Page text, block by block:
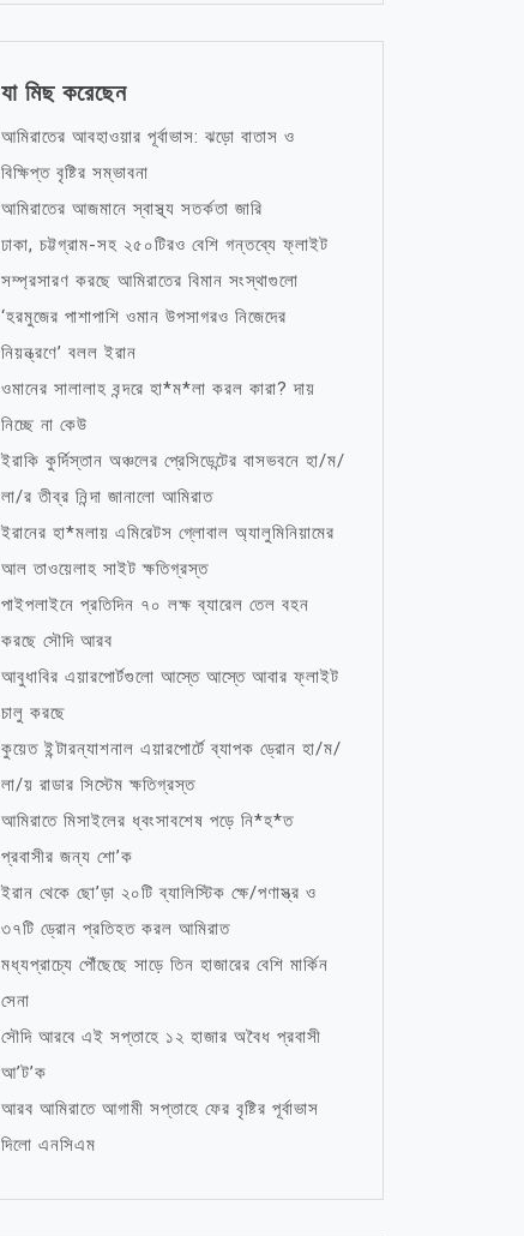
যা মিছ করেছেন
আমিরাতের আবহাওয়ার পূর্বাভাস: ঝড়ো বাতাস ও
বিক্ষিপ্ত বৃষ্টির সম্ভাবনা
আমিরাতের আজমানে স্বাস্থ্য সতর্কতা জারি
ঢাকা, চট্টগ্রাম-সহ ২৫০টিরও বেশি গন্তব্যে ফ্লাইট
সম্প্রসারণ করছে আমিরাতের বিমান সংস্থাগুলো
‘হরমুজের পাশাপাশি ওমান উপসাগরও নিজেদের
নিয়ন্ত্রণে’ বলল ইরান
ওমানের সালালাহ বন্দরে হা*ম*লা করল কারা? দায়
নিচ্ছে না কেউ
ইরাকি কুর্দিস্তান অঞ্চলের প্রেসিডেন্টের বাসভবনে হা/ম/
লা/র তীব্র নিন্দা জানালো আমিরাত
ইরানের হা*মলায় এমিরেটস গ্লোবাল অ্যালুমিনিয়ামের
আল তাওয়েলাহ সাইট ক্ষতিগ্রস্ত
পাইপলাইনে প্রতিদিন ৭০ লক্ষ ব্যারেল তেল বহন
করছে সৌদি আরব
আবুধাবির এয়ারপোর্টগুলো আস্তে আস্তে আবার ফ্লাইট
চালু করছে
কুয়েত ইন্টারন্যাশনাল এয়ারপোর্টে ব্যাপক ড্রোন হা/ম/
লা/য় রাডার সিস্টেম ক্ষতিগ্রস্ত
আমিরাতে মিসাইলের ধ্বংসাবশেষ পড়ে নি*হ*ত
প্রবাসীর জন্য শো’ক
ইরান থেকে ছো’ড়া ২০টি ব্যালিস্টিক ক্ষে/পণাস্ত্র ও
৩৭টি ড্রোন প্রতিহত করল আমিরাত
মধ্যপ্রাচ্যে পৌঁছেছে সাড়ে তিন হাজারের বেশি মার্কিন
সেনা
সৌদি আরবে এই সপ্তাহে ১২ হাজার অবৈধ প্রবাসী
আ’ট’ক
আরব আমিরাতে আগামী সপ্তাহে ফের বৃষ্টির পূর্বাভাস
দিলো এনসিএম